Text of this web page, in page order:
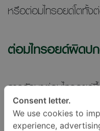
หรือต่อมไทรอยด์โตทั้ง
ต่อมไทรอยด์ผิดป
การรักษาต่อมไทรอยด์
ร่างกายของคนไข้แต่ละ
Consent letter.
We use cookies to
experience,